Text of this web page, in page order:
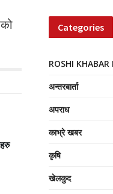
Categories
ROSHI KHABAR
अन्तरबार्ता
अपराध
काभ्रे खबर
कृषि
खेलकुद